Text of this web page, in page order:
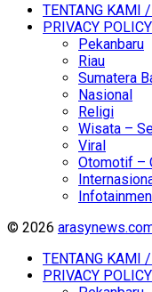
TENTANG KAMI
PRIVACY
Pekanbaru
Riau
Sumatera
Nasional
Religi
Wisata –
Viral
Otomotif –
© 2026
TENTANG KAMI
PRIVACY